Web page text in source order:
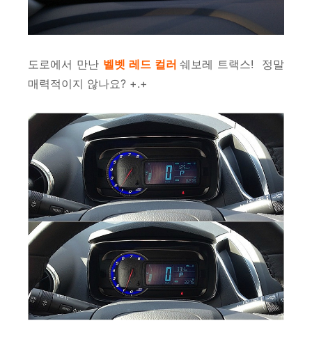
도로에서 만난 벨벳 레드 컬러쉐보레 트랙스! 정말
매력적이지 않나요? +.+